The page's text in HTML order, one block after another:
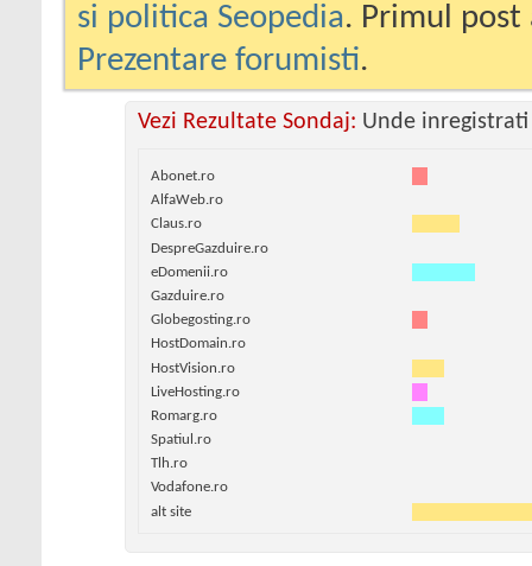
si politica Seopedia. Primul
Prezentare forumisti.
Vezi Rezultate Sondaj: Unde
Abonet.ro
AlfaWeb.ro
Claus.ro
DespreGazduire.ro
eDomenii.ro
Gazduire.ro
Globegosting.ro
HostDomain.ro
HostVision.ro
LiveHosting.ro
Romarg.ro
Spatiul.ro
Tlh.ro
Vodafone.ro
alt site